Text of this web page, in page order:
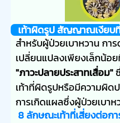
เท้าผิดรูป สัญญาณเงียบที่
สำหรับผู้ป่วยเบาหวาน กา
เปลี่ยนแปลงเพียงเล็กน้อ
"ภาวะปลายประสาทเสื่อม"
เท้าที่ผิดรูปหรือมีความผิ
การเกิดแผลซึ่งผู้ป่วยเบา
8 ลักษณะเท้าที่เสี่ยงต่อก